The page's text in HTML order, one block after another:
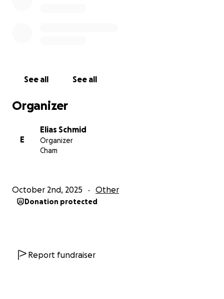
See all See all
Organizer
E
Elias Schmid
Organizer
Cham
October 2nd, 2025 Other
Donation protected
Report fundraiser